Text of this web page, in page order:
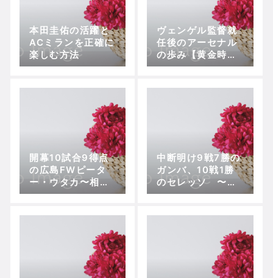
本田圭佑の活躍と
ACミランを正確に
楽しむ方法
ヴェンゲル監督就
任後のアーセナル
の歩み【黄金時代
編】
開幕10試合9得点
の広島FWピータ
ー・ウタカ〜相思
相愛の広島加入か
異能のアタッカー
中断明け9戦7勝の
ガンバ、10戦1勝
のセレッソ 〜好
成績以上にバリエ
が収穫のガンバ〜